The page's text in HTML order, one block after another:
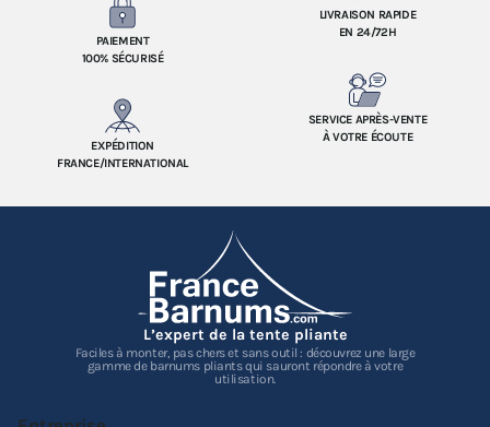
PAIEMENT
100% SÉCURISÉ
LIVRAISON RAPIDE
EN 24/72H
EXPÉDITION
FRANCE/INTERNATIONAL
SERVICE APRÈS-VENTE
À VOTRE ÉCOUTE
L’expert de la tente pliante
Faciles à monter, pas chers et sans outil : découvrez une large
gamme de barnums pliants qui sauront répondre à votre
utilisation.